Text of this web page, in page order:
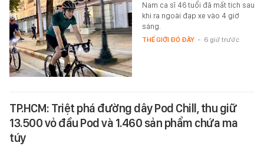
Nam ca sĩ 46 tuổi đã mất tích sau
khi ra ngoài đạp xe vào 4 giờ
sáng.
THẾ GIỚI ĐÓ ĐÂY - 6 giờ trước
TP.HCM: Triệt phá đường dây Pod Chill, thu giữ
13.500 vỏ đầu Pod và 1.460 sản phẩm chứa ma
túy